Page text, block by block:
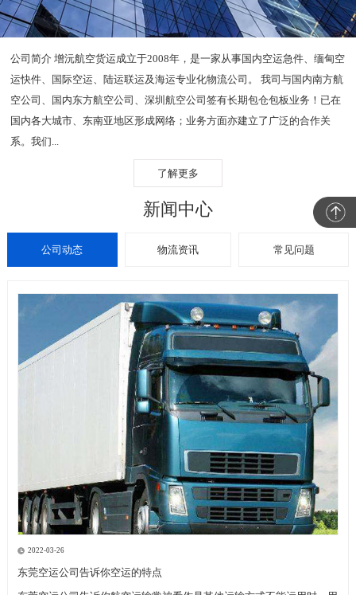
公司简介 增沅航空货运成立于2008年，是一家从事国内空运急件、缅甸空
运快件、国际空运、陆运联运及海运专业化物流公司。 我司与国内南方航
空公司、国内东方航空公司、深圳航空公司签有长期包仓包板业务！已在
国内各大城市、东南亚地区形成网络；业务方面亦建立了广泛的合作关
系。我们...
了解更多
新闻中心
公司动态 物流资讯 常见问题
2022-03-26
东莞空运公司告诉你空运的特点